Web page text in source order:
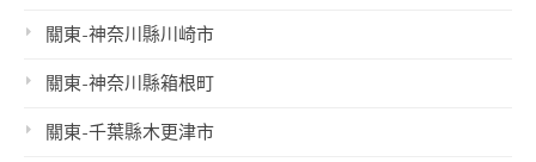
關東-神奈川縣川崎市
關東-神奈川縣箱根町
關東-千葉縣木更津市